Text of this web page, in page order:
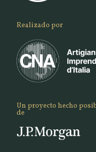
Realizado por
Un proyecto hecho
de